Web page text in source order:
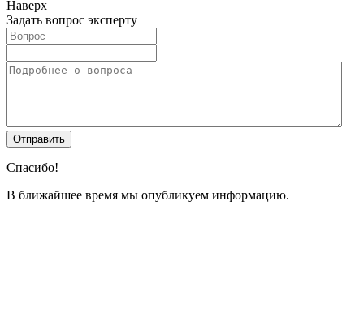
Наверх
Задать вопрос эксперту
Спасибо!
В ближайшее время мы опубликуем информацию.